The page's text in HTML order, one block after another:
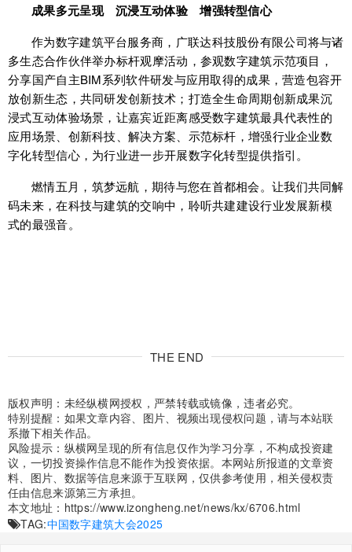
成果多元呈现 沉浸互动体验 增强转型信心
作为数字建筑平台服务商，广联达科技股份有限公司将与诸
多生态合作伙伴举办标杆观摩活动，参观数字建筑示范项目，
分享国产自主BIM系列软件研发与应用取得的成果，营造包容开
放创新生态，共同研发创新技术；打造全生命周期创新成果沉
浸式互动体验场景，让嘉宾近距离感受数字建筑最具代表性的
应用场景、创新科技、解决方案、示范标杆，增强行业企业数
字化转型信心，为行业进一步开展数字化转型提供指引。
燃情五月，筑梦远航，期待与您在首都相会。让我们共同解
码未来，在科技与建筑的交响中，聆听共建建设行业发展新模
式的最强音。
THE END
版权声明：未经纵横网授权，严禁转载或镜像，违者必究。
特别提醒：如果文章内容、图片、视频出现侵权问题，请与本站联
系撤下相关作品。
风险提示：纵横网呈现的所有信息仅作为学习分享，不构成投资建
议，一切投资操作信息不能作为投资依据。本网站所报道的文章资
料、图片、数据等信息来源于互联网，仅供参考使用，相关侵权责
任由信息来源第三方承担。
本文地址： https://www.izongheng.net/news/kx/6706.html
TAG:中国数字建筑大会2025